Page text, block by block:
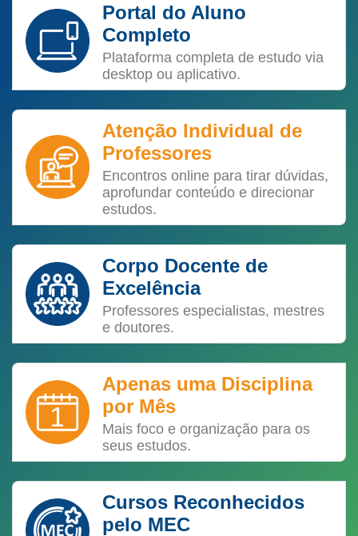
Portal do Aluno
Completo
Plataforma completa de estudo via
desktop ou aplicativo.
Atenção Individual de
Professores
Encontros online para tirar dúvidas,
aprofundar conteúdo e direcionar
estudos.
Corpo Docente de
Excelência
Professores especialistas, mestres
e doutores.
Apenas uma Disciplina
por Mês
Mais foco e organização para os
seus estudos.
Cursos Reconhecidos
pelo MEC